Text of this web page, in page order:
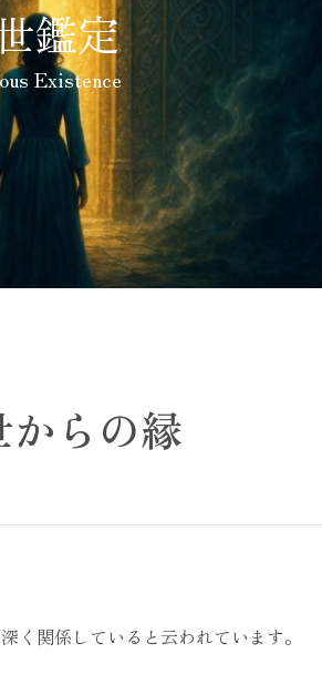
鑑定
Existence
からの縁
く関係していると云われています。